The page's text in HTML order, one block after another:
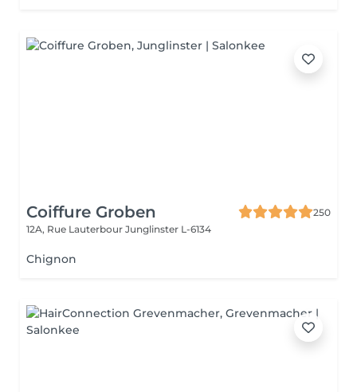
Coiffure Groben
250
12A, Rue Lauterbour Junglinster L-6134
Chignon